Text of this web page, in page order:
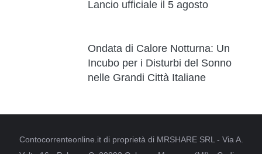
Lancio ufficiale il 5 agosto
Ondata di Calore Notturna: Un
Incubo per i Disturbi del Sonno
nelle Grandi Città Italiane
Contocorrenteonline.it di proprietà di MRSHARE SRL - Via A.